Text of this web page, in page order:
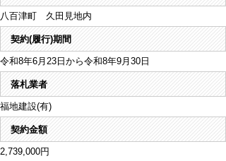
八百津町 久田見地内
契約(履行)期間
令和8年6月23日から令和8年9月30日
落札業者
福地建設(有)
契約金額
2,739,000円